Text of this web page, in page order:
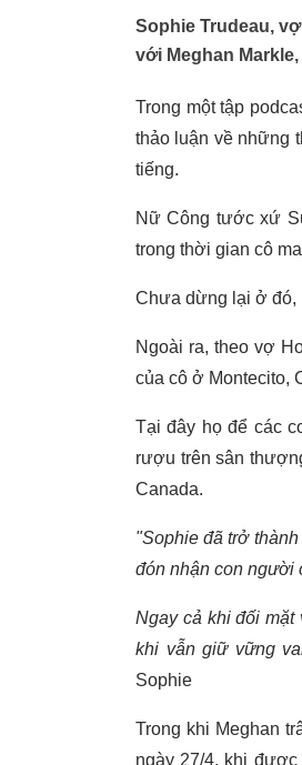
Sophie Trudeau,
với Meghan
Trong một tập
thảo luận về những
tiếng.
Nữ Công tước xứ
trong thời gian cô
Chưa dừng lại ở đó,
Ngoài ra, theo vợ
của cô ở Montecito,
Tại đây họ để các
rượu trên sân
Canada.
"Sophie đã trở
đón nhận con người
Ngay cả khi đối mặt
khi vẫn giữ vững
Sophie
Trong khi Meghan
ngày 27/4, khi được